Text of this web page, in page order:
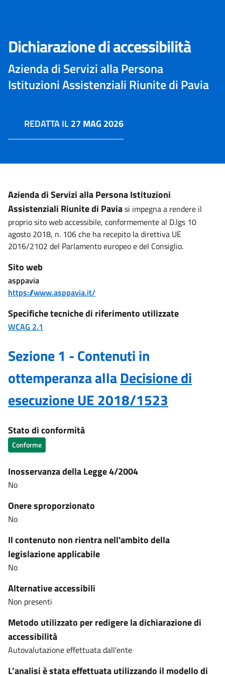
Dichiarazione di accessibilità
Azienda di Servizi alla Persona
Istituzioni Assistenziali Riunite di Pavia
REDATTA IL27 MAG 2026
Azienda di Servizi alla Persona Istituzioni
Assistenziali Riunite di Paviasi impegna a rendere il
proprio sito web accessibile, conformemente al D.lgs 10
agosto 2018, n. 106 che ha recepito la direttiva UE
2016/2102 del Parlamento europeo e del Consiglio.
Sito web
asppavia
https://www.asppavia.it/
Specifiche tecniche di riferimento utilizzate
WCAG 2.1
Sezione 1 - Contenuti in
ottemperanza allaDecisione di
esecuzione UE 2018/1523
Stato di conformità
Conforme
Inosservanza della Legge 4/2004
No
Onere sproporzionato
No
Il contenuto non rientra nell'ambito della
legislazione applicabile
No
Alternative accessibili
Non presenti
Metodo utilizzato per redigere la dichiarazione di
accessibilità
Autovalutazione effettuata dall'ente
L’analisi è stata effettuata utilizzando il modello di